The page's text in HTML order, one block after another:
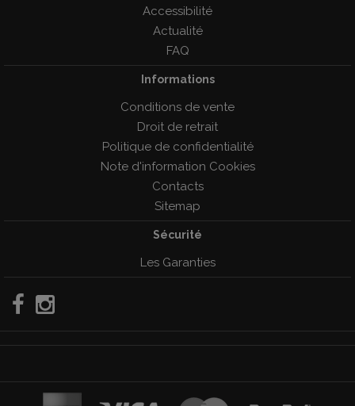
Accessibilité
Actualité
FAQ
Informations
Conditions de vente
Droit de retrait
Politique de confidentialité
Note d'information Cookies
Contacts
Sitemap
Sécurité
Les Garanties